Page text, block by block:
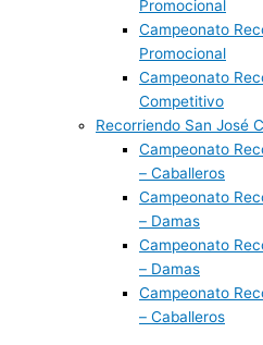
Promocional
Campeonato
Promocional
Campeonato
Competitivo
Recorriendo San José
Campeonato
– Caballeros
Campeonato
– Damas
Campeonato
– Damas
Campeonato
– Caballeros